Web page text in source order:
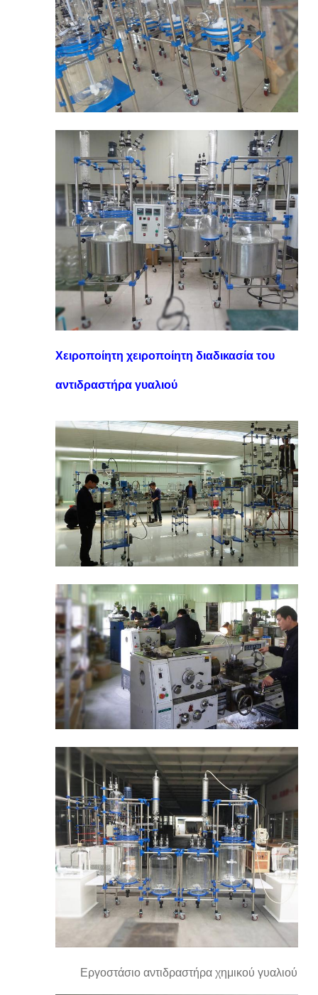
Χειροποίητη χειροποίητη διαδικασία του
αντιδραστήρα γυαλιού
Εργοστάσιο αντιδραστήρα χημικού γυαλιού